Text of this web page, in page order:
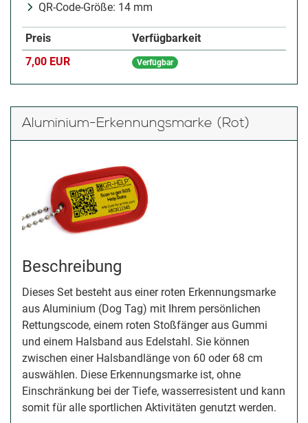
QR-Code-Größe: 14 mm
Preis
Verfügbarkeit
7,00 EUR
Verfügbar
Aluminium-Erkennungsmarke (Rot)
Beschreibung
Dieses Set besteht aus einer roten Erkennungsmarke
aus Aluminium (Dog Tag) mit Ihrem persönlichen
Rettungscode, einem roten Stoßfänger aus Gummi
und einem Halsband aus Edelstahl. Sie können
zwischen einer Halsbandlänge von 60 oder 68 cm
auswählen. Diese Erkennungsmarke ist, ohne
Einschränkung bei der Tiefe, wasserresistent und kann
somit für alle sportlichen Aktivitäten genutzt werden.